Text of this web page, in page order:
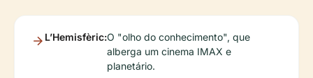
L’Hemisfèric:O "olho do conhecimento", que
alberga um cinema IMAX e
planetário.